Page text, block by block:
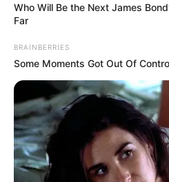
6 avqustda bizi
olacaq? -
SON DƏQİQƏ
SON DƏQİQƏ!
xəbər:kütləvi
Who Will Be the Next James
Far
BRAINBERRIES
Some Moments Got Out Of